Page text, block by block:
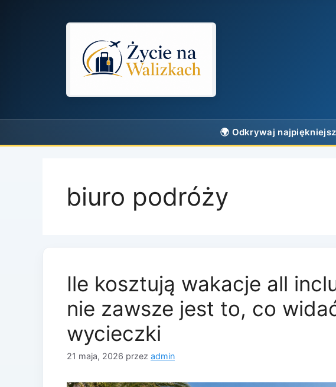
biuro podróży
Ile kosztują wakacje all
nie zawsze jest to, co
wycieczki
21 maja, 2026 przez admin